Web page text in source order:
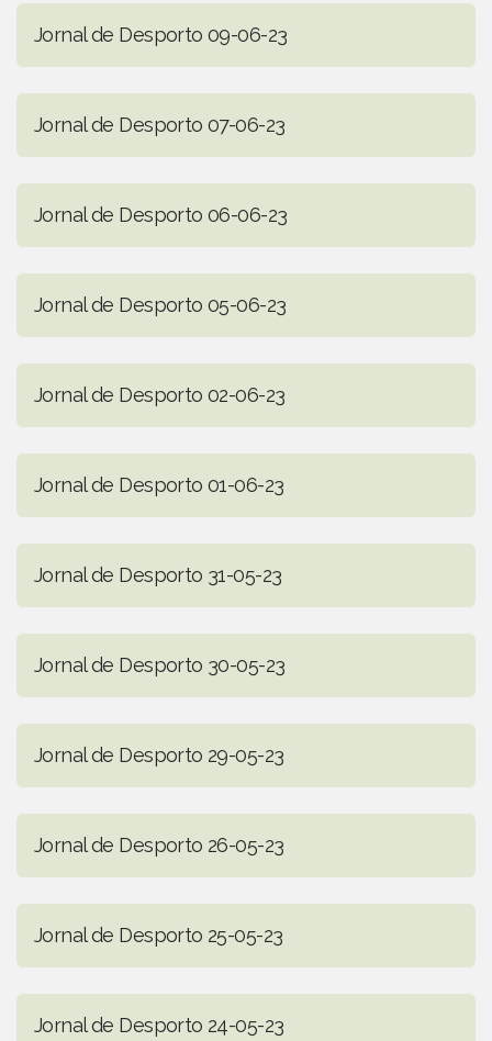
Jornal de Desporto 09-06-23
Jornal de Desporto 07-06-23
Jornal de Desporto 06-06-23
Jornal de Desporto 05-06-23
Jornal de Desporto 02-06-23
Jornal de Desporto 01-06-23
Jornal de Desporto 31-05-23
Jornal de Desporto 30-05-23
Jornal de Desporto 29-05-23
Jornal de Desporto 26-05-23
Jornal de Desporto 25-05-23
Jornal de Desporto 24-05-23